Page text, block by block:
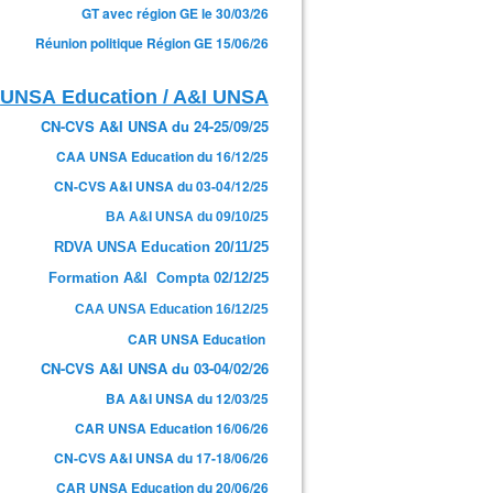
GT avec région GE le 30/03/26
Réunion politique Région GE 15/06/26
UNSA Education / A&I UNSA
CN-CVS A&I UNSA du 24-25/09/25
CAA UNSA Education du 16/12/25
CN-CVS A&I UNSA du 03-04/12/25
BA A&I UNSA du 09/10/25
RDVA UNSA Education 20/11/25
Formation A&I Compta 02/12/25
CAA UNSA Education 16/12/25
CAR UNSA Education
CN-CVS A&I UNSA du 03-04/02/26
BA A&I UNSA du 12/03/25
CAR UNSA Education 16/06/26
CN-CVS A&I UNSA du 17-18/06/26
CAR UNSA Education du 20/06/26